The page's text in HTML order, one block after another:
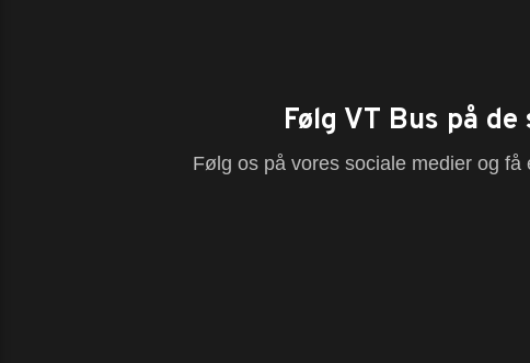
Følg VT Bus på
Følg os på vores sociale medier og